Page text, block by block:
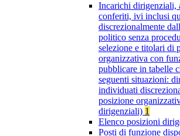
Incarichi dirigenziali,
conferiti, ivi inclusi
discrezionalmente
politico senza
selezione e titolari di
organizzativa con
pubblicare in tabelle
seguenti situazioni:
individuati
posizione
dirigenziali) 1
Elenco posizioni
Posti di funzione